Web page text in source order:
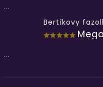
...
Bertíkovy
Mega
...